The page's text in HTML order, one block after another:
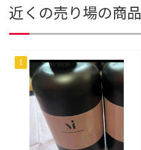
近くの売り場の商品